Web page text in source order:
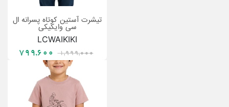
تیشرت آستین کوتاه پسرانه ال
سی وایکیکی
LCWAIKIKI
1,999,000
799,600